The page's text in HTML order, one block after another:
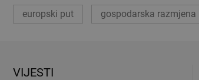
europski put gospodarska razmjena
VIJESTI